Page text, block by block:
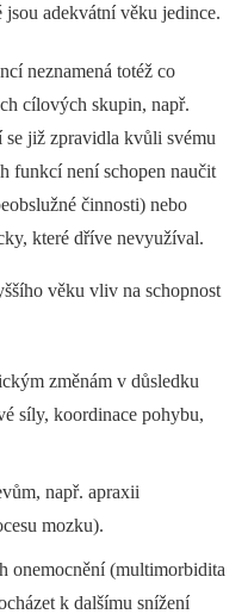
adekvátní věku jedince.
neznamená totéž co
cílových skupin, např.
se již zpravidla kvůli svému
funkcí není schopen naučit
činnosti) nebo
které dříve nevyužíval.
věku vliv na schopnost
změnám v důsledku
síly, koordinace pohybu,
např. apraxii
mozku).
onemocnění (multimorbidita
k dalšímu snížení